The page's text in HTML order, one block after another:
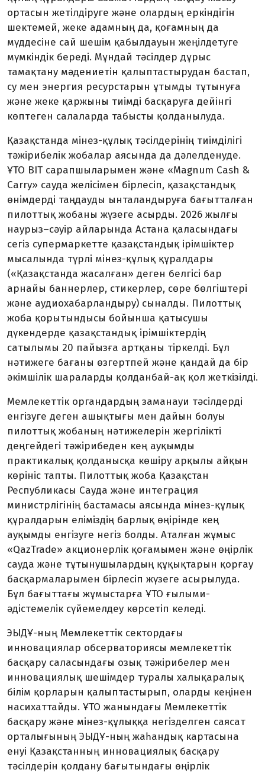
ортасын жетілдіруге және олардың еркіндігін
шектемей, жеке адамның да, қоғамның да
мүддесіне сай шешім қабылдауын жеңілдетуге
мүмкіндік береді. Мұндай тәсілдер дұрыс
тамақтану мәдениетін қалыптастырудан бастап,
су мен энергия ресурстарын ұтымды тұтынуға
және жеке қаржыны тиімді басқаруға дейінгі
көптеген салаларда табысты қолданылуда.
Қазақстанда мінез-құлық тәсілдерінің тиімділігі
тәжірибелік жобалар аясында да дәлелденуде.
ҰТО BIT сарапшыларымен және «Magnum Cash &
Carry» сауда желісімен бірлесіп, қазақстандық
өнімдерді таңдауды ынталандыруға бағытталған
пилоттық жобаны жүзеге асырды. 2026 жылғы
наурыз–сәуір айларында Астана қаласындағы
сегіз супермаркетте қазақстандық ірімшіктер
мысалында түрлі мінез-құлық құралдары
(«Қазақстанда жасалған» деген белгісі бар
арнайы баннерлер, стикерлер, сөре бөлгіштері
және аудиохабарландыру) сыналды. Пилоттық
жоба қорытындысы бойынша қатысушы
дүкендерде қазақстандық ірімшіктердің
сатылымы 20 пайызға артқаны тіркелді. Бұл
нәтижеге бағаны өзгертпей және қандай да бір
әкімшілік шараларды қолданбай-ақ қол жеткізілді.
Мемлекеттік органдардың заманауи тәсілдерді
енгізуге деген ашықтығы мен дайын болуы
пилоттық жобаның нәтижелерін жергілікті
деңгейдегі тәжірибеден кең ауқымды
практикалық қолданысқа көшіру арқылы айқын
көрініс тапты. Пилоттық жоба Қазақстан
Республикасы Сауда және интеграция
министрлігінің бастамасы аясында мінез-құлық
құралдарын еліміздің барлық өңірінде кең
ауқымды енгізуге негіз болды. Аталған жұмыс
«QazTrade» акционерлік қоғамымен және өңірлік
сауда және тұтынушылардың құқықтарын қорғау
басқармаларымен бірлесіп жүзеге асырылуда.
Бұл бағыттағы жұмыстарға ҰТО ғылыми-
әдістемелік сүйемелдеу көрсетіп келеді.
ЭЫДҰ-ның Мемлекеттік сектордағы
инновациялар обсерваториясы мемлекеттік
басқару саласындағы озық тәжірибелер мен
инновациялық шешімдер туралы халықаралық
білім қорларын қалыптастырып, оларды кеңінен
насихаттайды. ҰТО жанындағы Мемлекеттік
басқару және мінез-құлыққа негізделген саясат
орталығының ЭЫДҰ-ның жаһандық картасына
енуі Қазақстанның инновациялық басқару
тәсілдерін қолдану бағытындағы өңірлік